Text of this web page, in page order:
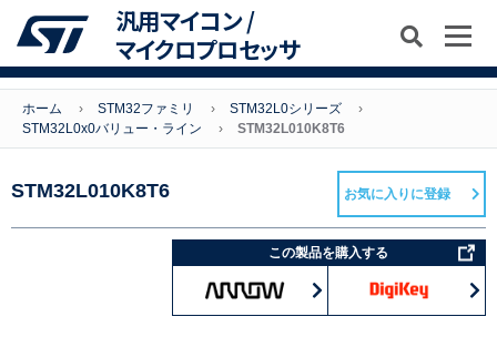
汎用マイコン /
マイクロプロセッサ
ホーム STM32ファミリ
STM32L0シリーズ
STM32L0x0バリュー・ライン
STM32L010K8T6
STM32L010K8T6
この製品を購入する
お気に入りに登録